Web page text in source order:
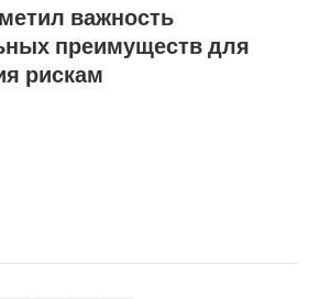
важность
преимуществ для
рискам